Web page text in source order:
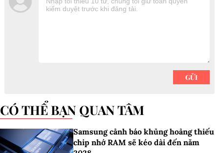
CÓ THỂ BẠN QUAN TÂM
Samsung cảnh báo khủng hoảng thiếu
chip nhớ RAM sẽ kéo dài đến năm